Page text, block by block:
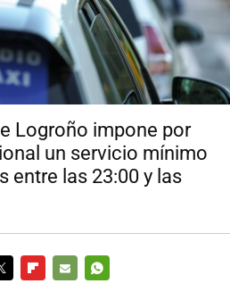
Logroño impone por
un servicio mínimo
entre las 23:00 y las